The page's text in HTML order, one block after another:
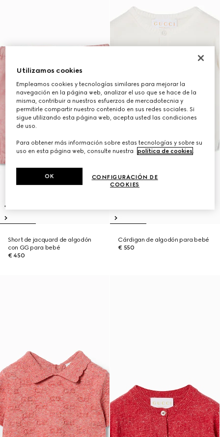
Short de jacquard de algodón
con GG para bebé
€ 450
Cárdigan de algodón para bebé
€ 550
Utilizamos cookies
Empleamos cookies y tecnologías similares para mejorar la
navegación en la página web, analizar el uso que se hace de la
misma, contribuir a nuestros esfuerzos de mercadotecnia y
permitirle compartir nuestro contenido en sus redes sociales. Si
sigue utilizando esta página web, acepta usted las condiciones
de uso.
Para obtener más información sobre estas tecnologías y sobre su
uso en esta página web, consulte nuestra
política de cookies.
CONFIGURACIÓN DE
COOKIES
OK